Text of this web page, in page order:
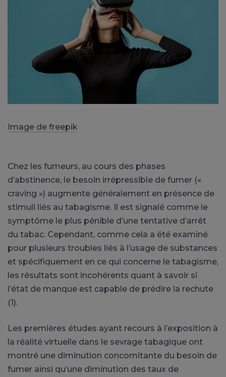
Image de freepik
Chez les fumeurs, au cours des phases
d’abstinence, le besoin irrépressible de fumer («
craving ») augmente généralement en présence de
stimuli liés au tabagisme. Il est signalé comme le
symptôme le plus pénible d’une tentative d’arrêt
du tabac. Cependant, comme cela a été examiné
pour plusieurs troubles liés à l’usage de substances
et spécifiquement en ce qui concerne le tabagisme,
les résultats sont incohérents quant à savoir si
l’état de manque est capable de prédire la rechute
(1).
Les premières études ayant recours à l’exposition à
la réalité virtuelle dans le sevrage tabagique ont
montré une diminution concomitante du besoin de
fumer ainsi qu’une diminution des taux de